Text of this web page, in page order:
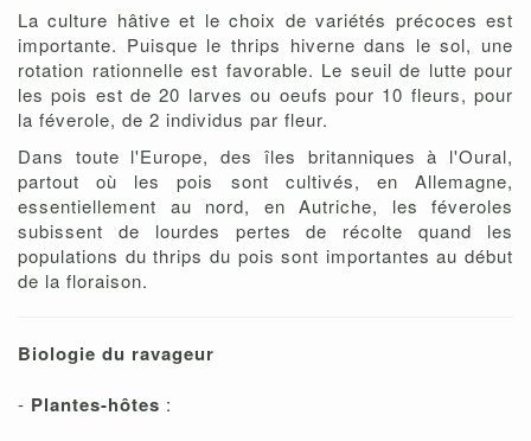
La culture hâtive et le choix de variétés précoces est
importante. Puisque le thrips hiverne dans le sol, une
rotation rationnelle est favorable. Le seuil de lutte pour
les pois est de 20 larves ou oeufs pour 10 fleurs, pour
la féverole, de 2 individus par fleur.
Dans toute l'Europe, des îles britanniques à l'Oural,
partout où les pois sont cultivés, en Allemagne,
essentiellement au nord, en Autriche, les féveroles
subissent de lourdes pertes de récolte quand les
populations du thrips du pois sont importantes au début
de la floraison.
Biologie du ravageur
- Plantes-hôtes :